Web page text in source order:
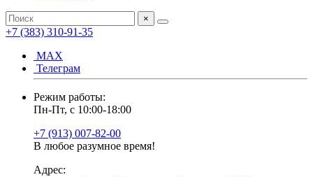
×
+7 (383) 310-91-35
МАХ
Телеграм
Режим работы:
Пн-Пт, с 10:00-18:00
+7 (913) 007-82-00
В любое разумное время!
Адрес: